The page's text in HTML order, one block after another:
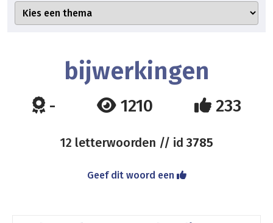
bijwerkingen
- 1210 233
12 letterwoorden // id 3785
Geef dit woord een